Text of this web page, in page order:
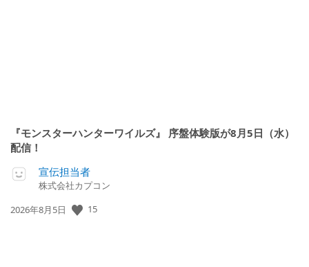
『モンスターハンターワイルズ』 序盤体験版が8月5日（水）
配信！
宣伝担当者
株式会社カプコン
公
2026年8月5日 15